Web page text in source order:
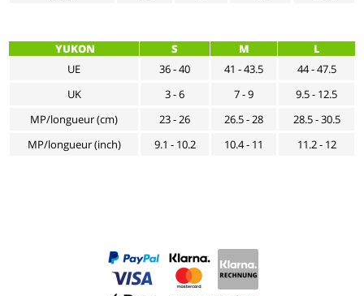
YUKON S M
L
UE
36 - 40 41 - 43.5
44 - 47.5
UK
3 - 6 7 - 9
9.5 - 12.5
MP/longueur (cm)
23 - 26 26.5 - 28
28.5 - 30.5
MP/longueur (inch)
9.1 - 10.2 10.4 - 11 11.2 - 12